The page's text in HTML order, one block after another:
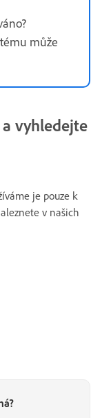
může
vyhledejte
je pouze k
v našich